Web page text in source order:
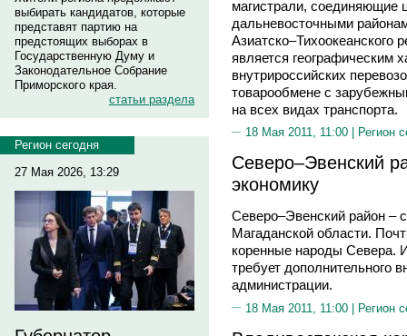
выбирать кандидатов, которые
представят партию на
предстоящих выборах в
Государственную Думу и
Законодательное Собрание
Приморского края.
статьи раздела
Регион сегодня
27 Мая 2026, 13:29
магистрали, соединяющие
дальневосточными
Азиатско–Тихоокеанского
является географическим
внутрироссийских
товарообмене с
на всех видах транспорта.
18 Мая 2011, 11:00 | Регион
Северо–Эвенский
экономику
Северо–Эвенский район –
Магаданской области.
коренные народы Севера.
требует дополнительного
администрации.
18 Мая 2011, 11:00 | Регион